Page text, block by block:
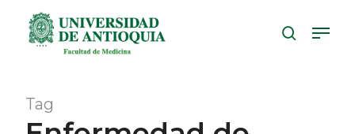
search
Menu
Tag